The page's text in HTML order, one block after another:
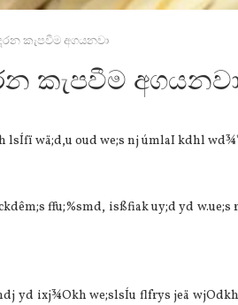
කැපවීම අගයනවා
කැපවීම
wä;d,u oud we;s nj úmlaI kdhl
ffu;%smd, isßfiak uy;d yd
yd ixj¾Okh we;slsÍu flfrys jeä